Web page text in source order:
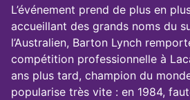
L’événement prend de plus en
accueillant des grands noms du
l’Australien, Barton Lynch
compétition professionnelle à
ans plus tard, champion du
popularise très vite : en 1984,